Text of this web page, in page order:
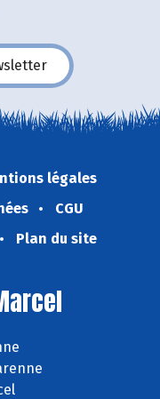
légales
CGU
Plan du site